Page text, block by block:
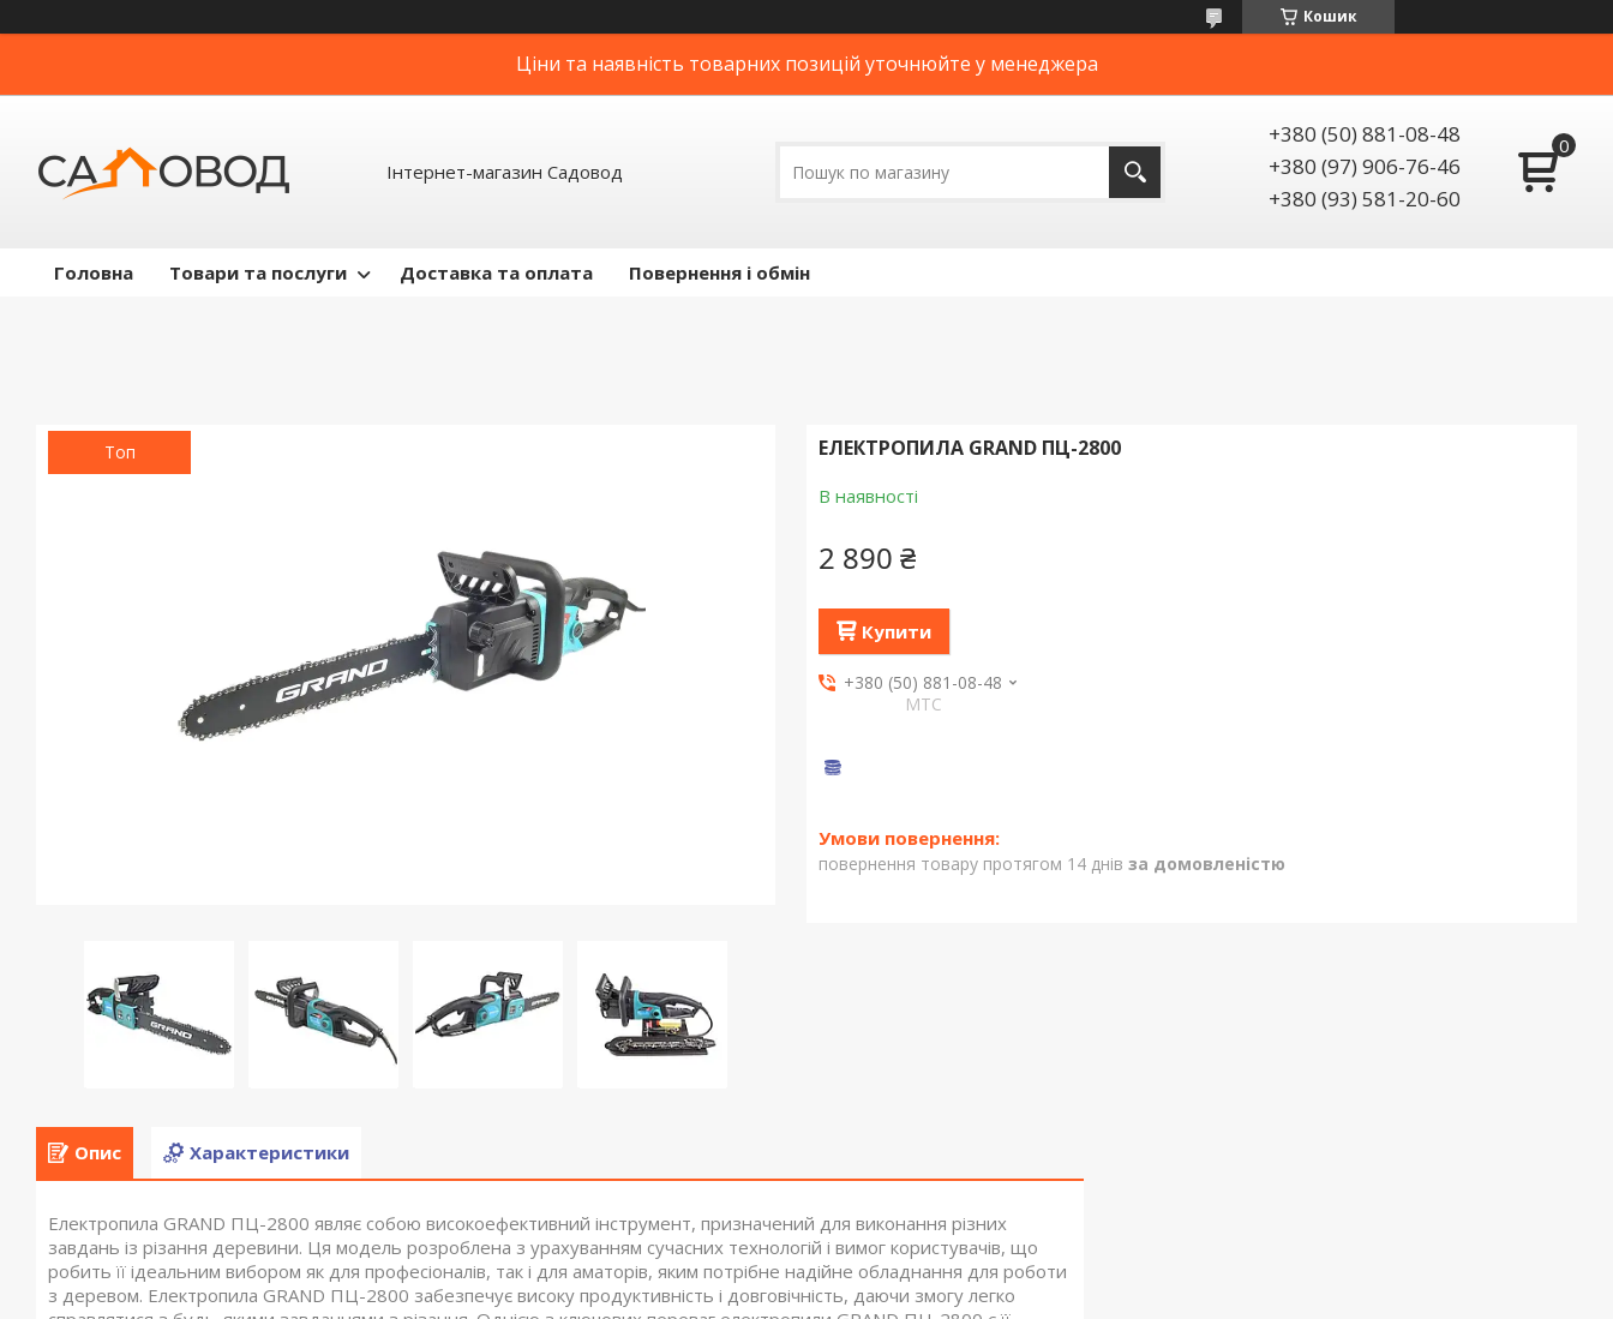
Кошик
Ціни та наявність товарних позицій уточнюйте у менеджера
Інтернет-магазин Садовод
+380 (50) 881-08-48
+380 (97) 906-76-46
+380 (93) 581-20-60
Головна Товари та послуги Доставка та оплата Повернення і обмін
Топ ЕЛЕКТРОПИЛА GRAND ПЦ-2800
В наявності
2 890 ₴
Купити
+380 (50) 881-08-48
МТС
повернення товару протягом 14 днів за домовленістю
Опис Характеристики
Електропила GRAND ПЦ-2800 являє собою високоефективний інструмент, призначений для виконання різних
завдань із різання деревини. Ця модель розроблена з урахуванням сучасних технологій і вимог користувачів, що
робить її ідеальним вибором як для професіоналів, так і для аматорів, яким потрібне надійне обладнання для роботи
з деревом. Електропила GRAND ПЦ-2800 забезпечує високу продуктивність і довговічність, даючи змогу легко